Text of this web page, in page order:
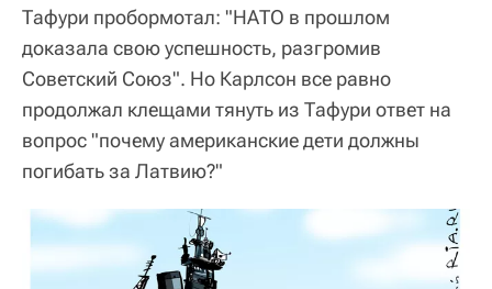
Тафури пробормотал: "НАТО в прошлом
доказала свою успешность, разгромив
Советский Союз". Но Карлсон все равно
продолжал клещами тянуть из Тафури ответ на
вопрос "почему американские дети должны
погибать за Латвию?"